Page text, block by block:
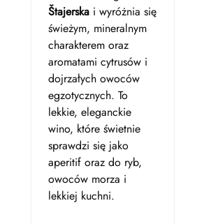
Štajerskai wyróżnia się
świeżym, mineralnym
charakterem oraz
aromatami cytrusów i
dojrzałych owoców
egzotycznych. To
lekkie, eleganckie
wino, które świetnie
sprawdzi się jako
aperitif oraz do ryb,
owoców morza i
lekkiej kuchni.